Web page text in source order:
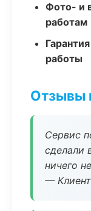
Фото- и
работам
работы
Отзывы
Сервис
сделали
ничего
—